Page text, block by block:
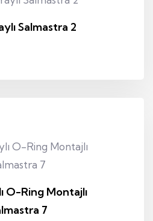
Salmastra 2
O-Ring Montajlı
7